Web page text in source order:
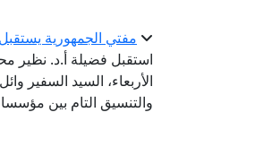
مفتي الجمهورية
استقبل فضيلة أ.د. نظير
الأربعاء، السيد السفير
والتنسيق التام بين